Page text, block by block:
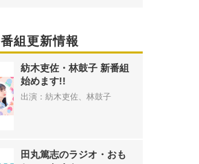
番組更新情報
紡木吏佐・林鼓子 新番組
始めます!!
出演：紡木吏佐、林鼓子
田丸篤志のラジオ・おも